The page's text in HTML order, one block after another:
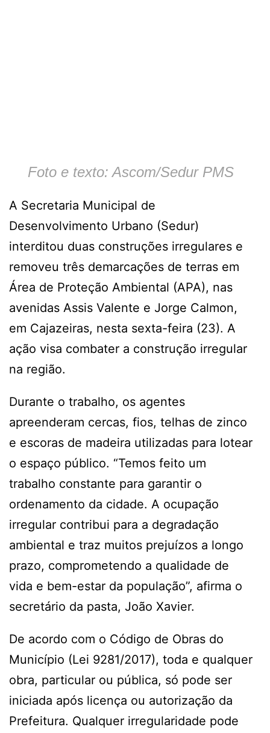
Foto e texto: Ascom/Sedur PMS
A Secretaria Municipal de
Desenvolvimento Urbano (Sedur)
interditou duas construções irregulares e
removeu três demarcações de terras em
Área de Proteção Ambiental (APA), nas
avenidas Assis Valente e Jorge Calmon,
em Cajazeiras, nesta sexta-feira (23). A
ação visa combater a construção irregular
na região.
Durante o trabalho, os agentes
apreenderam cercas, fios, telhas de zinco
e escoras de madeira utilizadas para lotear
o espaço público. “Temos feito um
trabalho constante para garantir o
ordenamento da cidade. A ocupação
irregular contribui para a degradação
ambiental e traz muitos prejuízos a longo
prazo, comprometendo a qualidade de
vida e bem-estar da população”, afirma o
secretário da pasta, João Xavier.
De acordo com o Código de Obras do
Município (Lei 9281/2017), toda e qualquer
obra, particular ou pública, só pode ser
iniciada após licença ou autorização da
Prefeitura. Qualquer irregularidade pode